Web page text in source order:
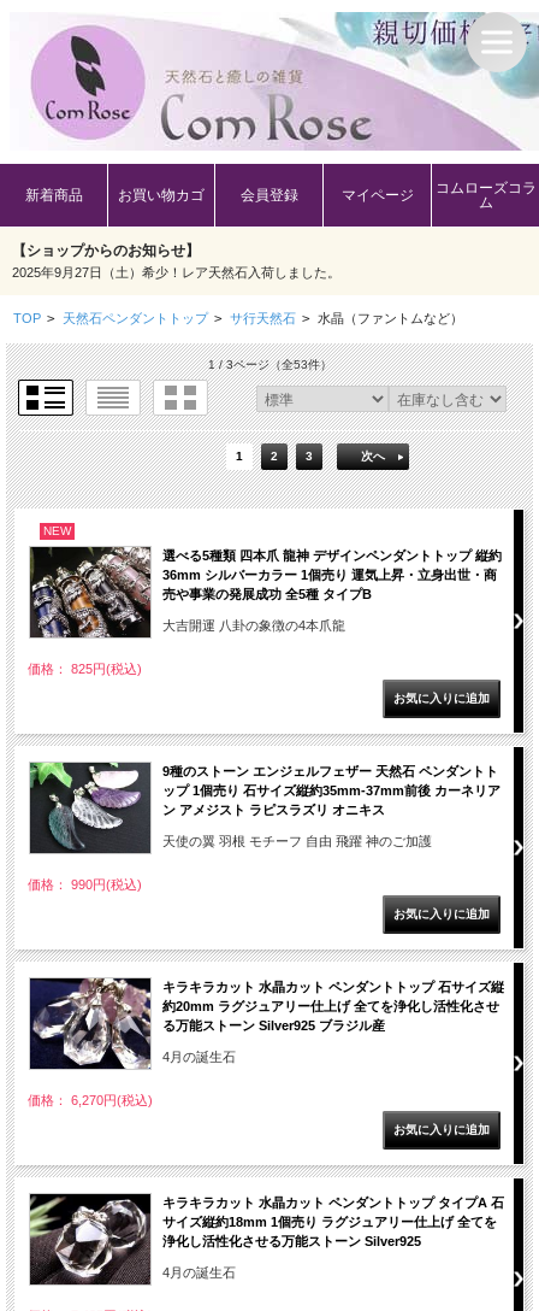
新着商品 お買い物カゴ 会員登録 マイページ
コムローズコラ
ム
【ショップからのお知らせ】
2025年9月27日（土）希少！レア天然石入荷しました。
TOP > 天然石ペンダントトップ > サ行天然石 > 水晶（ファントムなど）
1 / 3ページ（全53件）
1 2 3 次へ
NEW
選べる5種類 四本爪 龍神 デザインペンダントトップ 縦約
36mm シルバーカラー 1個売り 運気上昇・立身出世・商
売や事業の発展成功 全5種 タイプB
大吉開運 八卦の象徴の4本爪龍
価格： 825円(税込)
9種のストーン エンジェルフェザー 天然石 ペンダントト
ップ 1個売り 石サイズ縦約35mm-37mm前後 カーネリア
ン アメジスト ラピスラズリ オニキス
天使の翼 羽根 モチーフ 自由 飛躍 神のご加護
価格： 990円(税込)
キラキラカット 水晶カット ペンダントトップ 石サイズ縦
約20mm ラグジュアリー仕上げ 全てを浄化し活性化させ
る万能ストーン Silver925 ブラジル産
4月の誕生石
価格： 6,270円(税込)
キラキラカット 水晶カット ペンダントトップ タイプA 石
サイズ縦約18mm 1個売り ラグジュアリー仕上げ 全てを
浄化し活性化させる万能ストーン Silver925
4月の誕生石